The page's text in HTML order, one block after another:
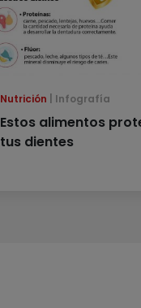
Nutrición Infografía
Estos alimentos
tus dientes